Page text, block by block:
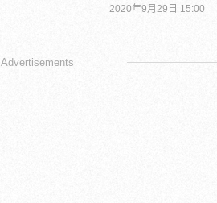
2020年9月29日 15:00
Advertisements